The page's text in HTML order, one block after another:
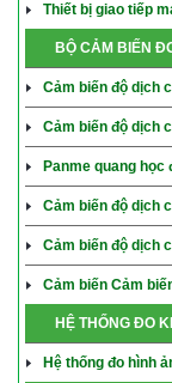
Thiết bị giao tiếp
BỘ CẢM BIẾN
Cảm biến độ dịch
Cảm biến độ dịch
Panme quang học
Cảm biến độ dịch
Cảm biến độ dịch
Cảm biến Cảm
HỆ THỐNG ĐO
Hệ thống đo hình